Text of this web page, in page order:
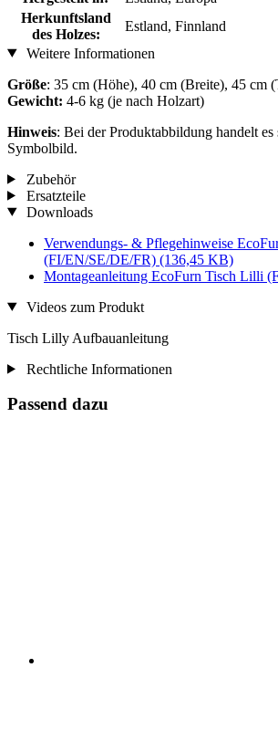
Herkunftsland
des Holzes:
Estland, Finnland
Weitere Informationen
Größe: 35 cm (Höhe), 40 cm (Breite), 45 cm
Gewicht: 4-6 kg (je nach Holzart)
Hinweis: Bei der Produktabbildung handelt es
Symbolbild.
Zubehör
Ersatzteile
Downloads
Verwendungs- & Pflegehinweise
(FI/EN/SE/DE/FR) (136,45 KB)
Montageanleitung EcoFurn Tisch Lilli
Videos zum Produkt
Tisch Lilly Aufbauanleitung
Rechtliche Informationen
Passend dazu